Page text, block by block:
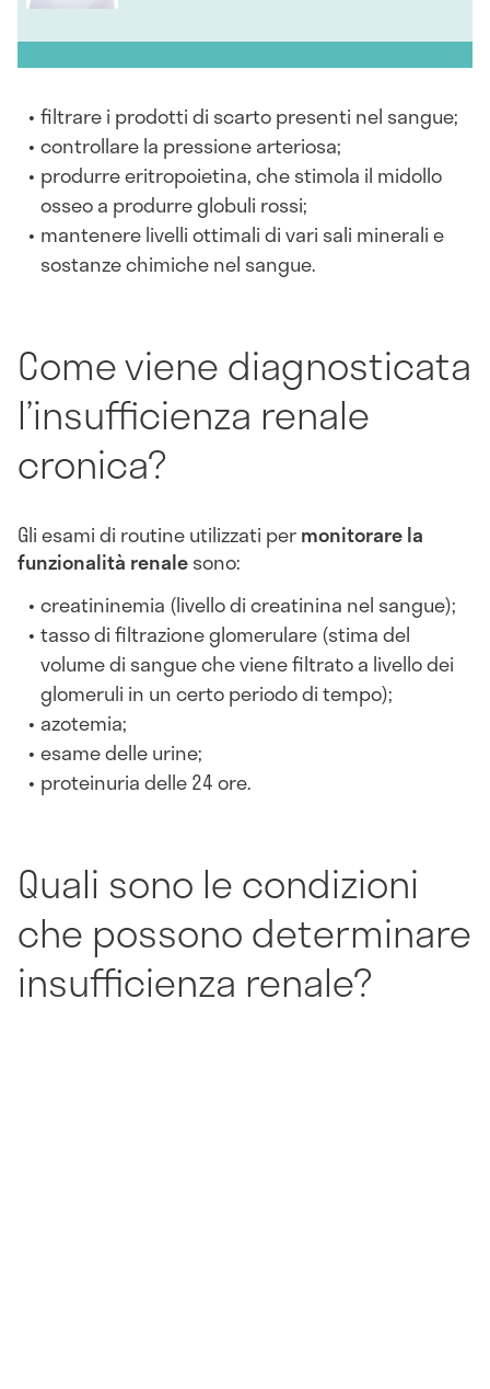
filtrare i prodotti di scarto presenti nel sangue;
controllare la pressione arteriosa;
produrre eritropoietina, che stimola il midollo
osseo a produrre globuli rossi;
mantenere livelli ottimali di vari sali minerali e
sostanze chimiche nel sangue.
Come viene diagnosticata
l’insufficienza renale
cronica?
Gli esami di routine utilizzati permonitorare la
funzionalità renalesono:
creatininemia (livello di creatinina nel sangue);
tasso di filtrazione glomerulare (stima del
volume di sangue che viene filtrato a livello dei
glomeruli in un certo periodo di tempo);
azotemia;
esame delle urine;
proteinuria delle 24 ore.
Quali sono le condizioni
che possono determinare
insufficienza renale?